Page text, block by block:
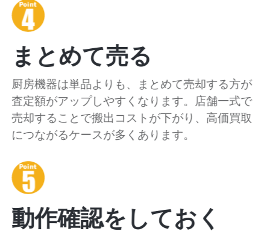
まとめて売る
厨房機器は単品よりも、まとめて売却する方が
査定額がアップしやすくなります。店舗一式で
売却することで搬出コストが下がり、高価買取
につながるケースが多くあります。
動作確認をしておく